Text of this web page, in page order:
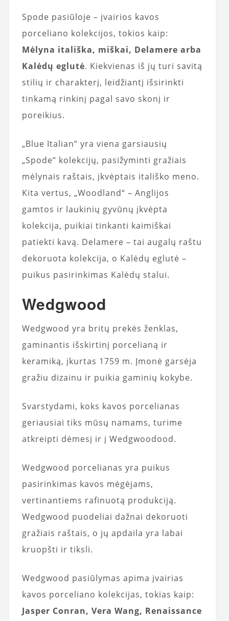
Spode pasiūloje – įvairios kavos
porceliano kolekcijos, tokios kaip:
Mėlyna itališka, miškai, Delamere arba
Kalėdų eglutė. Kiekvienas iš jų turi savitą
stilių ir charakterį, leidžiantį išsirinkti
tinkamą rinkinį pagal savo skonį ir
poreikius.
„Blue Italian“ yra viena garsiausių
„Spode“ kolekcijų, pasižyminti gražiais
mėlynais raštais, įkvėptais itališko meno.
Kita vertus, „Woodland“ – Anglijos
gamtos ir laukinių gyvūnų įkvėpta
kolekcija, puikiai tinkanti kaimiškai
patiekti kavą. Delamere – tai augalų raštu
dekoruota kolekcija, o Kalėdų eglutė –
puikus pasirinkimas Kalėdų stalui.
Wedgwood
Wedgwood yra britų prekės ženklas,
gaminantis išskirtinį porcelianą ir
keramiką, įkurtas 1759 m. Įmonė garsėja
gražiu dizainu ir puikia gaminių kokybe.
Svarstydami, koks kavos porcelianas
geriausiai tiks mūsų namams, turime
atkreipti dėmesį ir į Wedgwoodood.
Wedgwood porcelianas yra puikus
pasirinkimas kavos mėgėjams,
vertinantiems rafinuotą produkciją.
Wedgwood puodeliai dažnai dekoruoti
gražiais raštais, o jų apdaila yra labai
kruopšti ir tiksli.
Wedgwood pasiūlymas apima įvairias
kavos porceliano kolekcijas, tokias kaip:
Jasper Conran, Vera Wang, Renaissance